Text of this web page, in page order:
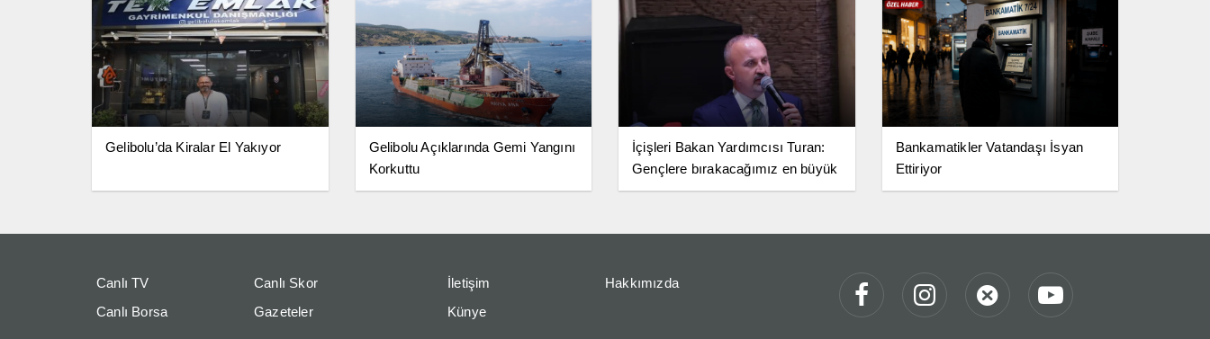
Gelibolu’da Kiralar El Yakıyor
Gelibolu Açıklarında Gemi Yangını
Korkuttu
İçişleri Bakan Yardımcısı Turan:
Gençlere bırakacağımız en büyük
miras terörsüz Türkiye
Bankamatikler Vatandaşı İsyan
Ettiriyor
Canlı TV
Canlı Skor
Canlı Borsa
Gazeteler
İletişim
Hakkımızda
Künye